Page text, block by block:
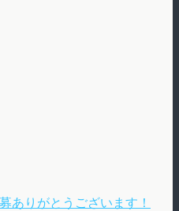
ありがとうございます！